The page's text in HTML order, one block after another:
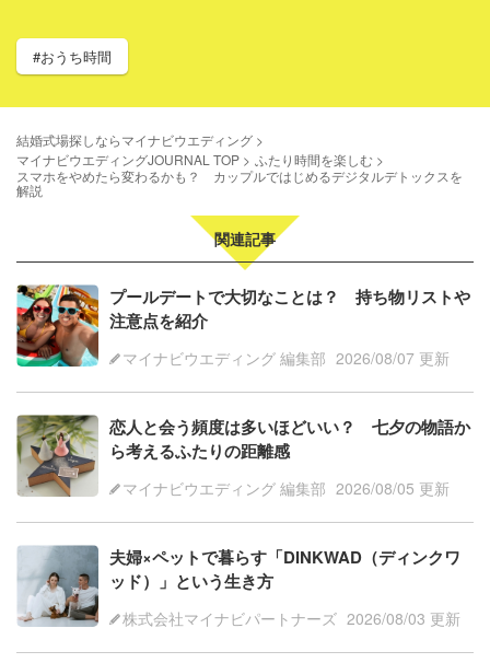
#おうち時間
結婚式場探しならマイナビウエディング
マイナビウエディングJOURNAL TOP
ふたり時間を楽しむ
スマホをやめたら変わるかも？ カップルではじめるデジタルデトックスを
解説
関連記事
プールデートで大切なことは？ 持ち物リストや
注意点を紹介
マイナビウエディング 編集部 2026/08/07 更新
恋人と会う頻度は多いほどいい？ 七夕の物語か
ら考えるふたりの距離感
マイナビウエディング 編集部 2026/08/05 更新
夫婦×ペットで暮らす「DINKWAD（ディンクワ
ッド）」という生き方
株式会社マイナビパートナーズ 2026/08/03 更新